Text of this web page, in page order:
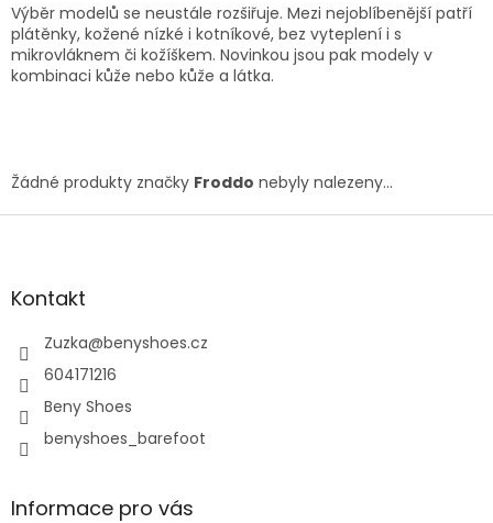
Výběr modelů se neustále rozšiřuje. Mezi nejoblíbenější patří
plátěnky, kožené nízké i kotníkové, bez vyteplení i s
mikrovláknem či kožíškem. Novinkou jsou pak modely v
kombinaci kůže nebo kůže a látka.
Žádné produkty značky Froddo nebyly nalezeny...
Z
aKontakt
Zuzka@benyshoes.cz
604171216
Beny Shoes
benyshoes_barefoot
Informace pro vás